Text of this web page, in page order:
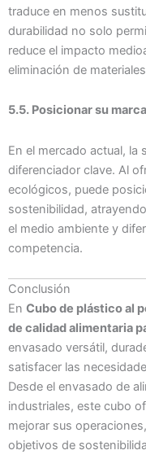
traduce en menos
durabilidad no solo
reduce el impacto
eliminación de
5.5. Posicionar su
En el mercado actual,
diferenciador clave. Al
ecológicos, puede
sostenibilidad,
el medio ambiente y
competencia.
Conclusión
En Cubo de plástico al
de calidad alimentaria
envasado versátil,
satisfacer las
Desde el envasado de
industriales, este cubo
mejorar sus
objetivos de